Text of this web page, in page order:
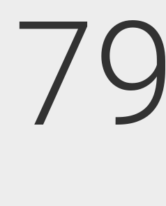
79